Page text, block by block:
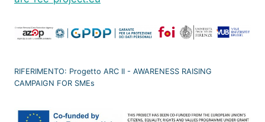
RIFERIMENTO: Progetto ARC II - AWARENESS RAISING
CAMPAIGN FOR SMEs